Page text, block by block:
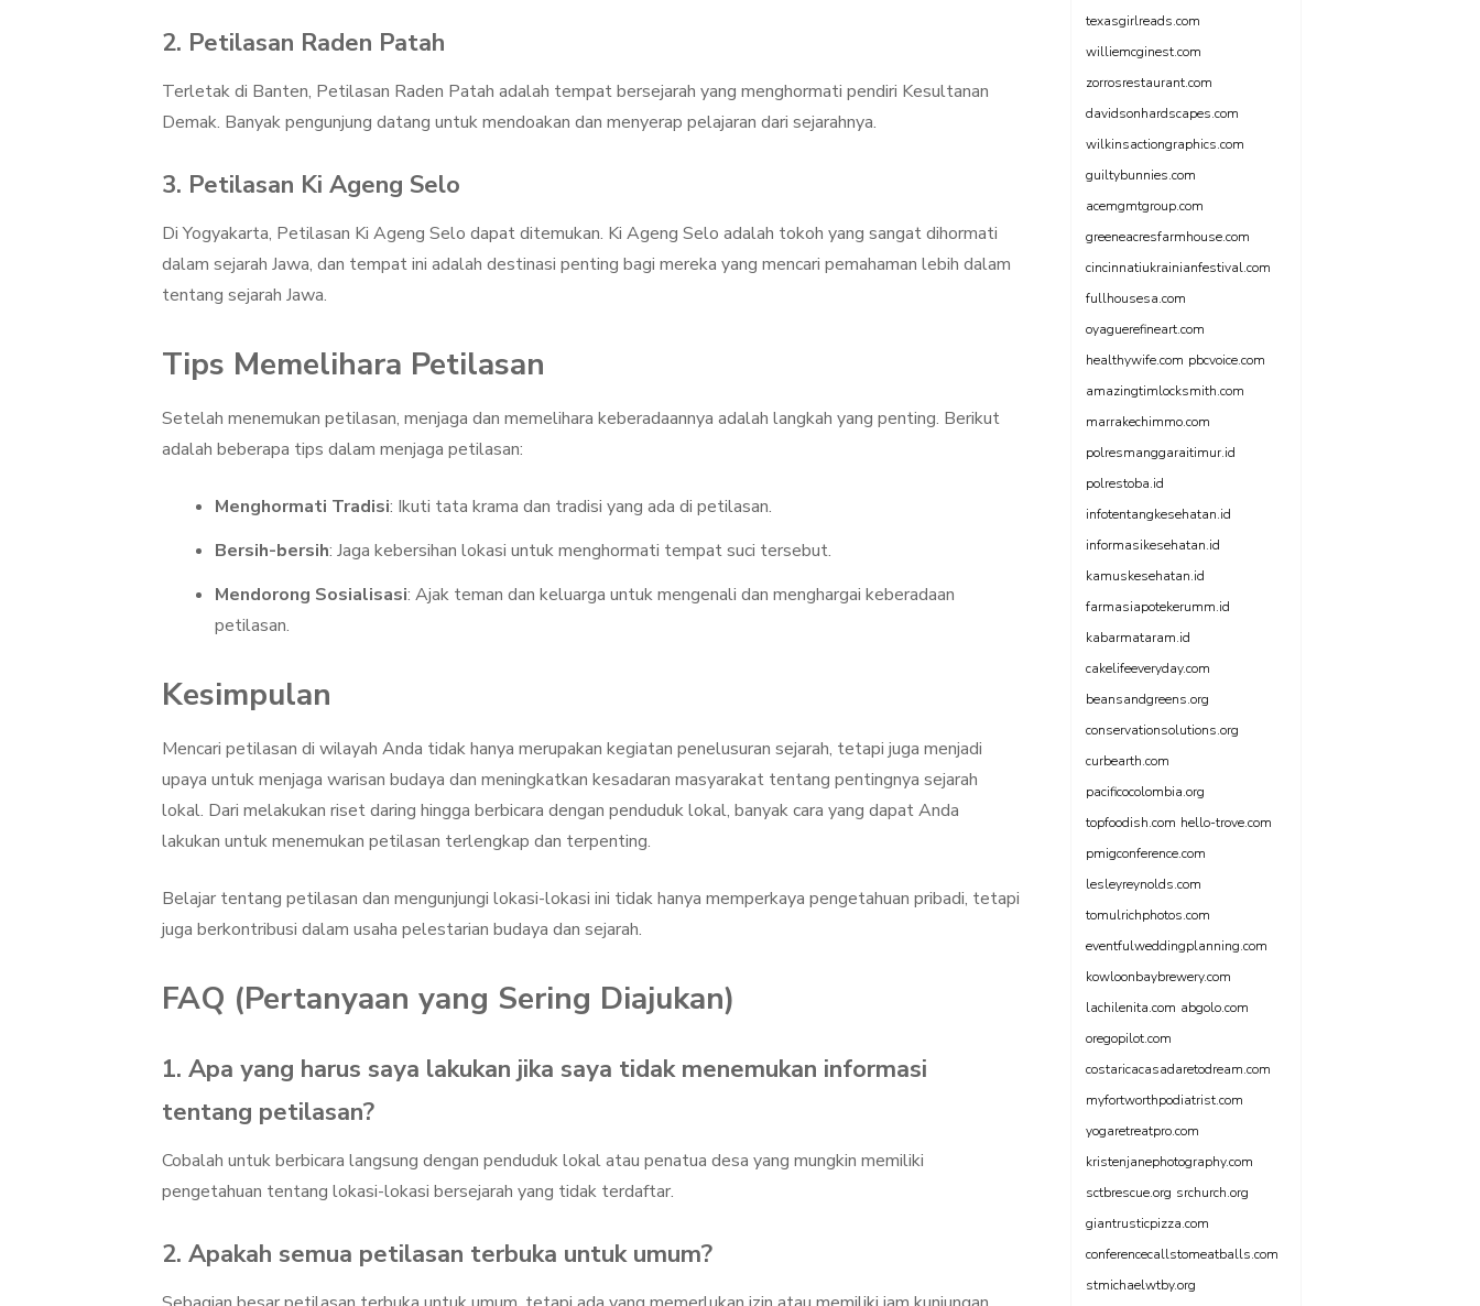
2. Petilasan Raden Patah
Terletak di Banten, Petilasan Raden Patah adalah tempat bersejarah yang menghormati pendiri Kesultanan
Demak. Banyak pengunjung datang untuk mendoakan dan menyerap pelajaran dari sejarahnya.
3. Petilasan Ki Ageng Selo
Di Yogyakarta, Petilasan Ki Ageng Selo dapat ditemukan. Ki Ageng Selo adalah tokoh yang sangat dihormati
dalam sejarah Jawa, dan tempat ini adalah destinasi penting bagi mereka yang mencari pemahaman lebih dalam
tentang sejarah Jawa.
Tips Memelihara Petilasan
Setelah menemukan petilasan, menjaga dan memelihara keberadaannya adalah langkah yang penting. Berikut
adalah beberapa tips dalam menjaga petilasan:
Menghormati Tradisi: Ikuti tata krama dan tradisi yang ada di petilasan.
Bersih-bersih: Jaga kebersihan lokasi untuk menghormati tempat suci tersebut.
Mendorong Sosialisasi: Ajak teman dan keluarga untuk mengenali dan menghargai keberadaan
petilasan.
Kesimpulan
Mencari petilasan di wilayah Anda tidak hanya merupakan kegiatan penelusuran sejarah, tetapi juga menjadi
upaya untuk menjaga warisan budaya dan meningkatkan kesadaran masyarakat tentang pentingnya sejarah
lokal. Dari melakukan riset daring hingga berbicara dengan penduduk lokal, banyak cara yang dapat Anda
lakukan untuk menemukan petilasan terlengkap dan terpenting.
Belajar tentang petilasan dan mengunjungi lokasi-lokasi ini tidak hanya memperkaya pengetahuan pribadi, tetapi
juga berkontribusi dalam usaha pelestarian budaya dan sejarah.
FAQ (Pertanyaan yang Sering Diajukan)
1. Apa yang harus saya lakukan jika saya tidak menemukan informasi
tentang petilasan?
Cobalah untuk berbicara langsung dengan penduduk lokal atau penatua desa yang mungkin memiliki
pengetahuan tentang lokasi-lokasi bersejarah yang tidak terdaftar.
2. Apakah semua petilasan terbuka untuk umum?
texasgirlreads.com
williemcginest.com
zorrosrestaurant.com
davidsonhardscapes.com
wilkinsactiongraphics.com
guiltybunnies.com
acemgmtgroup.com
greeneacresfarmhouse.com
cincinnatiukrainianfestival.com
fullhousesa.com
oyaguerefineart.com
healthywife.com pbcvoice.com
amazingtimlocksmith.com
marrakechimmo.com
polresmanggaraitimur.id
polrestoba.id
infotentangkesehatan.id
informasikesehatan.id
kamuskesehatan.id
farmasiapotekerumm.id
kabarmataram.id
cakelifeeveryday.com
beansandgreens.org
conservationsolutions.org
curbearth.com
pacificocolombia.org
topfoodish.com hello-trove.com
pmigconference.com
lesleyreynolds.com
tomulrichphotos.com
eventfulweddingplanning.com
kowloonbaybrewery.com
lachilenita.com abgolo.com
oregopilot.com
costaricacasadaretodream.com
myfortworthpodiatrist.com
yogaretreatpro.com
kristenjanephotography.com
sctbrescue.org srchurch.org
giantrusticpizza.com
conferencecallstomeatballs.com
stmichaelwtby.org